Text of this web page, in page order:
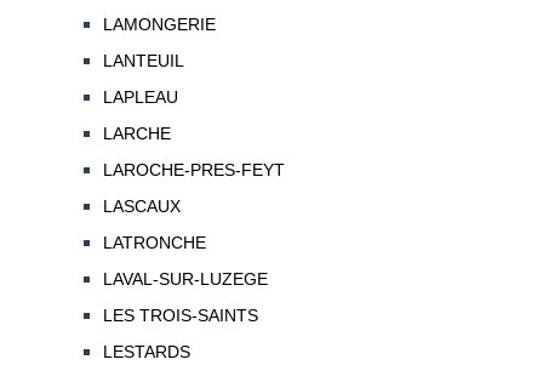
LAMONGERIE
LANTEUIL
LAPLEAU
LARCHE
LAROCHE-PRES-FEYT
LASCAUX
LATRONCHE
LAVAL-SUR-LUZEGE
LES TROIS-SAINTS
LESTARDS